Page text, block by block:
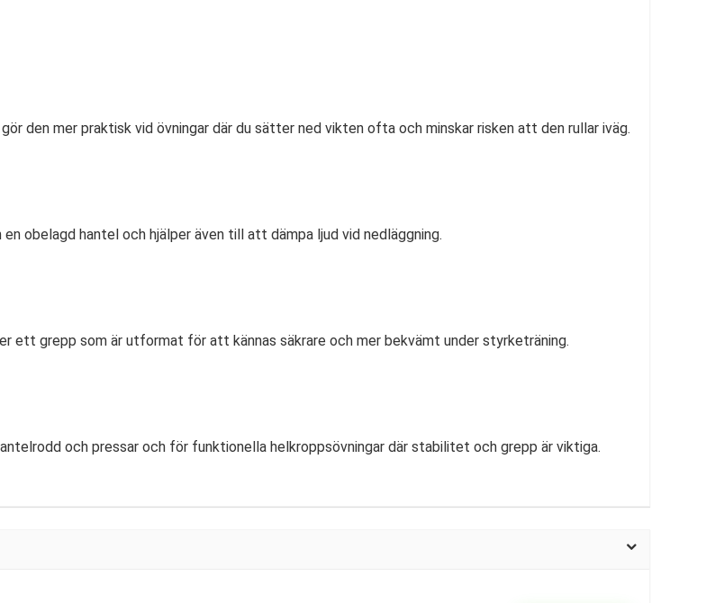
den mer praktisk vid övningar där du sätter ned vikten ofta och minskar risken att den rullar iväg.
obelagd hantel och hjälper även till att dämpa ljud vid nedläggning.
ett grepp som är utformat för att kännas säkrare och mer bekvämt under styrketräning.
och pressar och för funktionella helkroppsövningar där stabilitet och grepp är viktiga.